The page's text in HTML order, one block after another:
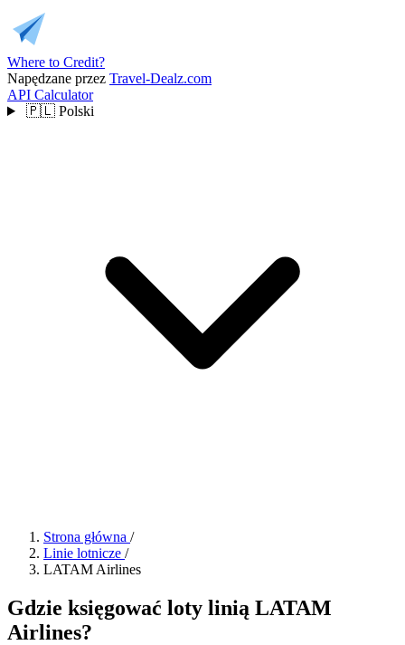
Where to Credit?
Napędzane przez Travel-Dealz.com
API Calculator
🇵🇱 Polski
Strona główna /
Linie lotnicze /
LATAM Airlines
Gdzie księgować loty linią LATAM
Airlines?